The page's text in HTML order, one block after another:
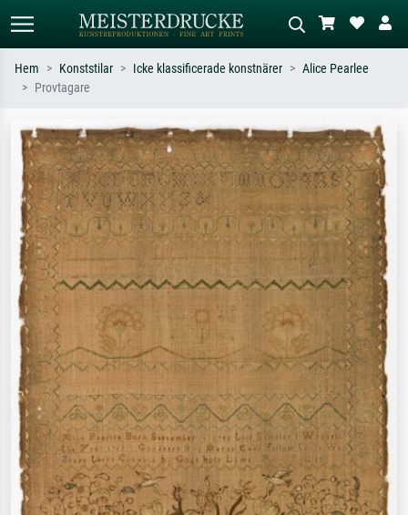
Sök efter konstnär, titel eller stil –
t.ex. Monet, Stjärnenatt,
impressionism, Hokusai-våg, naken.
Beskriv scenen – t.ex. grön äng,
abstrakt med mycket rött, mörk
oljemålning, stående naken bredvid ett
träd.
Hem Konststilar Icke klassificerade konstnärer
Alice Pearlee
Provtagare